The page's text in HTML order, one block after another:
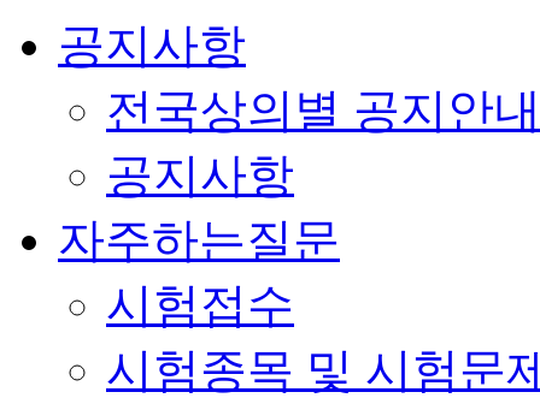
공지사항
전국상의별 공지안내
공지사항
자주하는질문
시험접수
시험종목 및 시험문